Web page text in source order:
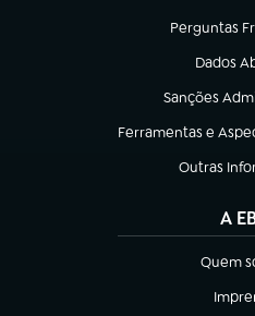
Perguntas
(abre em
Dados
(abre em
Sanções
(abre em
Ferramentas e
(abre em nova aba)
Outras
(abre em
A
Quem
(abre
(abre